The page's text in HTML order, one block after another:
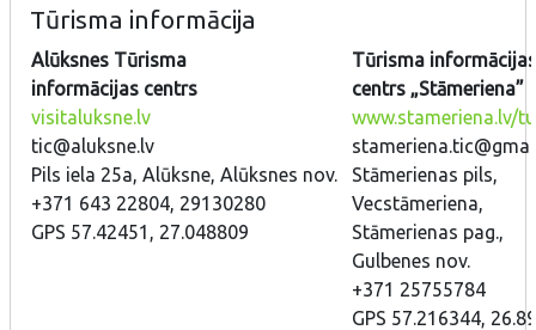
Tūrisma informācija
Alūksnes Tūrisma
informācijas centrs
visitaluksne.lv
tic@aluksne.lv
Pils iela 25a, Alūksne, Alūksnes nov.
+371 643 22804, 29130280
GPS 57.42451, 27.048809
Tūrisma informācijas
centrs „Stāmeriena”
www.stameriena.lv/
Stāmerienas pils,
Vecstāmeriena,
Stāmerienas pag.,
Gulbenes nov.
+371 25755784
GPS 57.216344,